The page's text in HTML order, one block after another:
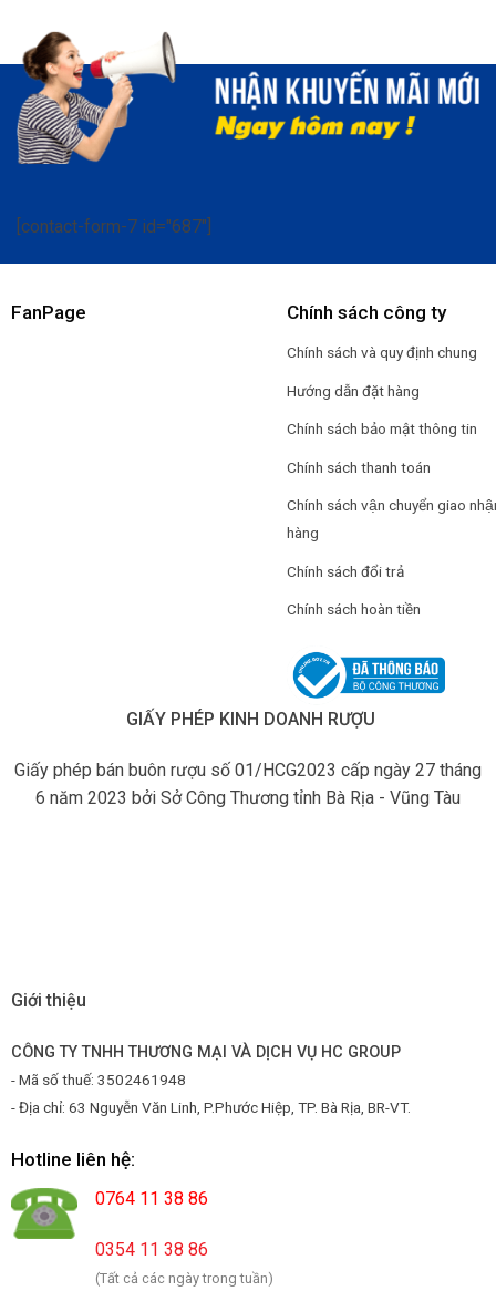
[contact-form-7 id="687"]
FanPage Chính sách công ty
Chính sách và quy định chung
Hướng dẫn đặt hàng
Chính sách bảo mật thông tin
Chính sách thanh toán
Chính sách vận chuyển giao
hàng
Chính sách đổi trả
Chính sách hoàn tiền
GIẤY PHÉP KINH DOANH RƯỢU
Giấy phép bán buôn rượu số 01/HCG2023 cấp ngày 27 tháng
6 năm 2023 bởi Sở Công Thương tỉnh Bà Rịa - Vũng Tàu
Giới thiệu
CÔNG TY TNHH THƯƠNG MẠI VÀ DỊCH VỤ HC GROUP
- Mã số thuế: 3502461948
- Địa chỉ: 63 Nguyễn Văn Linh, P.Phước Hiệp, TP. Bà Rịa, BR-VT.
Hotline liên hệ:
0764 11 38 86
0354 11 38 86
(Tất cả các ngày trong tuần)